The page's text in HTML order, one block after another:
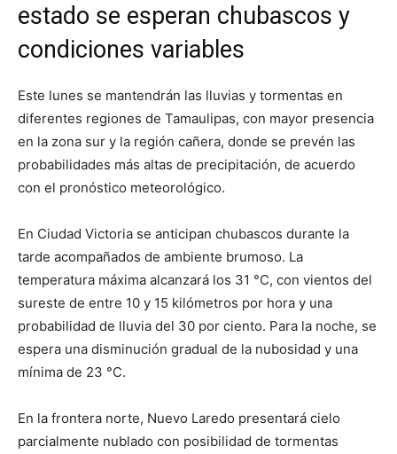
estado se esperan chubascos y
condiciones variables
Este lunes se mantendrán las lluvias y tormentas en
diferentes regiones de Tamaulipas, con mayor presencia
en la zona sur y la región cañera, donde se prevén las
probabilidades más altas de precipitación, de acuerdo
con el pronóstico meteorológico.
En Ciudad Victoria se anticipan chubascos durante la
tarde acompañados de ambiente brumoso. La
temperatura máxima alcanzará los 31 °C, con vientos del
sureste de entre 10 y 15 kilómetros por hora y una
probabilidad de lluvia del 30 por ciento. Para la noche, se
espera una disminución gradual de la nubosidad y una
mínima de 23 °C.
En la frontera norte, Nuevo Laredo presentará cielo
parcialmente nublado con posibilidad de tormentas